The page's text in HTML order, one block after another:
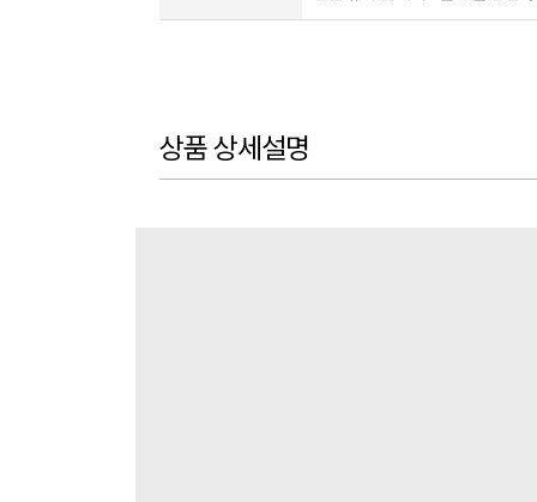
상품 상세설명